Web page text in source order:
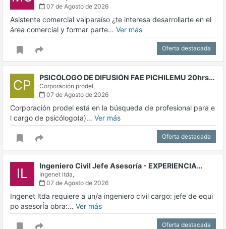
07 de Agosto de 2026
Asistente comercial valparaíso ¿te interesa desarrollarte en el
área comercial y formar parte… Ver más
Oferta destacada
CP PSICÓLOGO DE DIFUSIÓN FAE PICHILEMU 20hrs…
Corporación prodel,
07 de Agosto de 2026
Corporación prodel está en la búsqueda de profesional para e
l cargo de psicólogo(a)… Ver más
Oferta destacada
IL Ingeniero Civil Jefe Asesoría - EXPERIENCIA…
Ingenet ltda,
07 de Agosto de 2026
Ingenet ltda requiere a un/a ingeniero civil cargo: jefe de equi
po asesorÍa obra:… Ver más
Oferta destacada